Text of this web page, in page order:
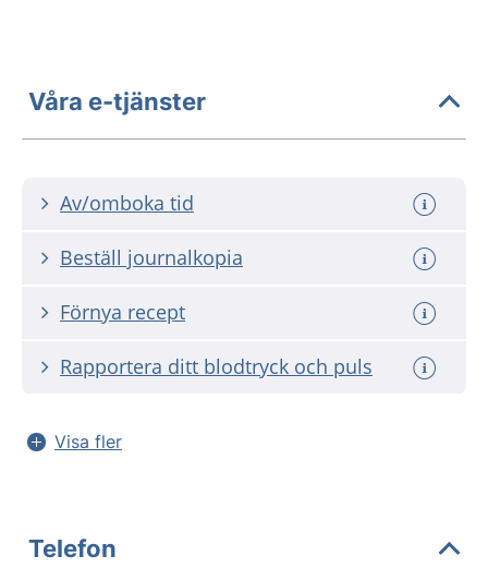
Våra e-tjänster
Av/omboka tid
Beställ journalkopia
Förnya recept
Rapportera ditt blodtryck och puls
Visa fler
Telefon